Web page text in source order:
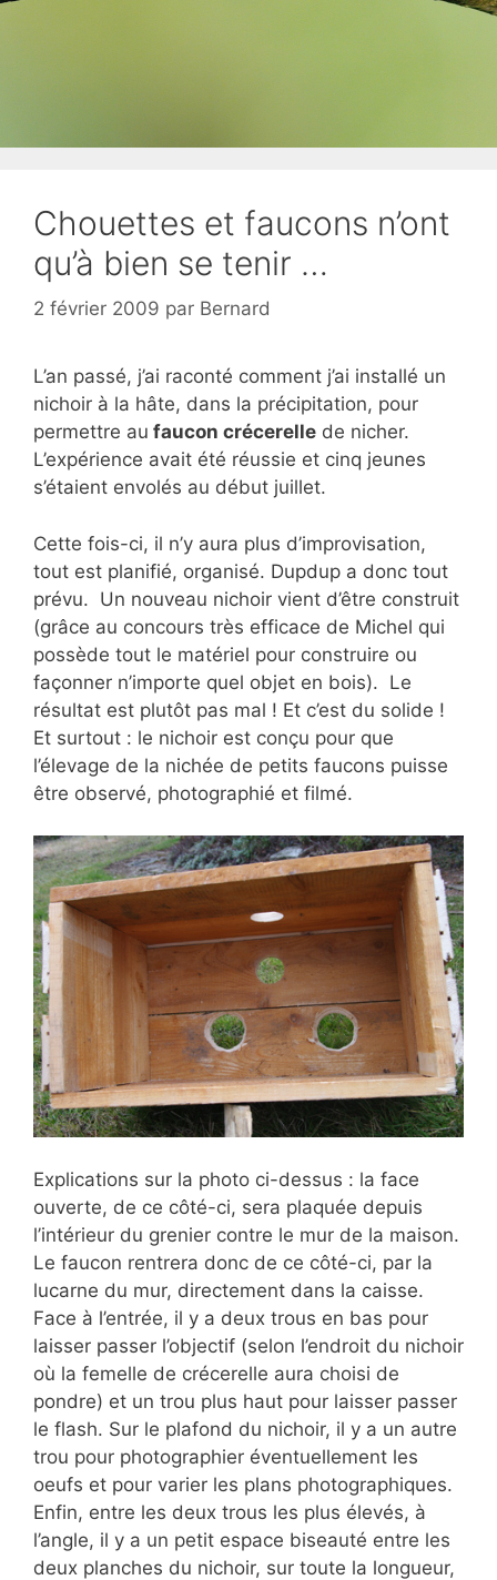
Chouettes et faucons n’ont
qu’à bien se tenir …
2 février 2009 par Bernard
L’an passé, j’ai raconté comment j’ai installé un
nichoir à la hâte, dans la précipitation, pour
permettre au faucon crécerelle de nicher.
L’expérience avait été réussie et cinq jeunes
s’étaient envolés au début juillet.
Cette fois-ci, il n’y aura plus d’improvisation,
tout est planifié, organisé. Dupdup a donc tout
prévu. Un nouveau nichoir vient d’être construit
(grâce au concours très efficace de Michel qui
possède tout le matériel pour construire ou
façonner n’importe quel objet en bois). Le
résultat est plutôt pas mal ! Et c’est du solide !
Et surtout : le nichoir est conçu pour que
l’élevage de la nichée de petits faucons puisse
être observé, photographié et filmé.
Explications sur la photo ci-dessus : la face
ouverte, de ce côté-ci, sera plaquée depuis
l’intérieur du grenier contre le mur de la maison.
Le faucon rentrera donc de ce côté-ci, par la
lucarne du mur, directement dans la caisse.
Face à l’entrée, il y a deux trous en bas pour
laisser passer l’objectif (selon l’endroit du nichoir
où la femelle de crécerelle aura choisi de
pondre) et un trou plus haut pour laisser passer
le flash. Sur le plafond du nichoir, il y a un autre
trou pour photographier éventuellement les
oeufs et pour varier les plans photographiques.
Enfin, entre les deux trous les plus élevés, à
l’angle, il y a un petit espace biseauté entre les
deux planches du nichoir, sur toute la longueur,